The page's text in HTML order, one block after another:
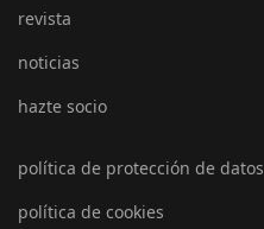
revista
noticias
hazte socio
política de protección de datos
política de cookies